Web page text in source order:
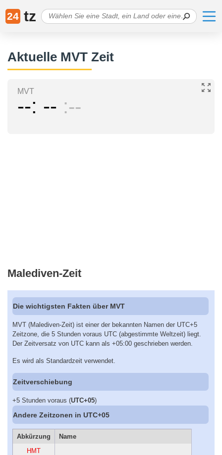
24 tz
Aktuelle MVT Zeit
MVT
-- -- --
Malediven-Zeit
Die wichtigsten Fakten über MVT
MVT (Malediven-Zeit) ist einer der bekannten Namen der UTC+5
Zeitzone, die 5 Stunden voraus UTC (abgestimmte Weltzeit) liegt.
Der Zeitversatz von UTC kann als +05:00 geschrieben werden.
Es wird als Standardzeit verwendet.
Zeitverschiebung
+5 Stunden voraus (UTC+05)
Andere Zeitzonen in UTC+05
Abkürzung
Name
HMT